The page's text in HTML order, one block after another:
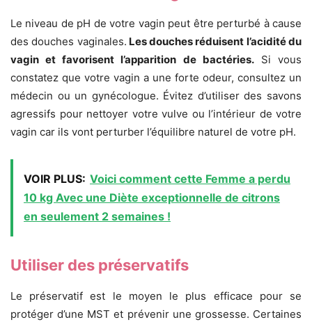
Le niveau de pH de votre vagin peut être perturbé à cause
des douches vaginales. Les douches réduisent l’acidité du
vagin et favorisent l’apparition de bactéries.Si vous
constatez que votre vagin a une forte odeur, consultez un
médecin ou un gynécologue. Évitez d’utiliser des savons
agressifs pour nettoyer votre vulve ou l’intérieur de votre
vagin car ils vont perturber l’équilibre naturel de votre pH.
VOIR PLUS: Voici comment cette Femme a perdu
10 kg Avec une Diète exceptionnelle de citrons
en seulement 2 semaines !
Utiliser des préservatifs
Le préservatif est le moyen le plus efficace pour se
protéger d’une MST et prévenir une grossesse. Certaines